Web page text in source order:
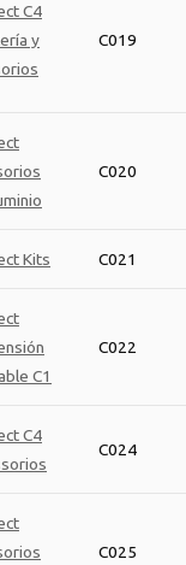
C4
y
C019
C020
Kits C021
C1
C022
C4
C024
C025